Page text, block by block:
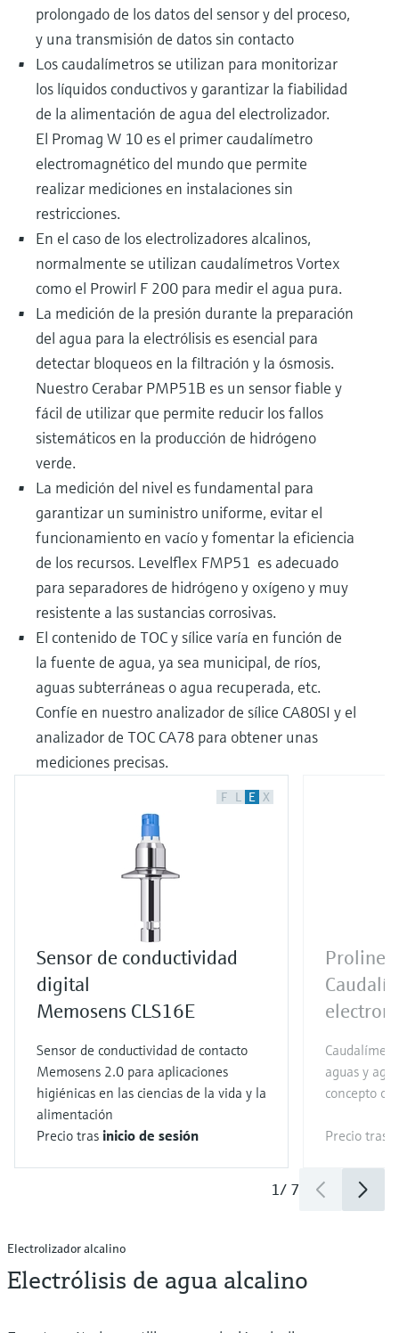
prolongado de los datos del sensor y del proceso,
y una transmisión de datos sin contacto
Los caudalímetros se utilizan para monitorizar
los líquidos conductivos y garantizar la fiabilidad
de la alimentación de agua del electrolizador.
El Promag W 10 es el primer caudalímetro
electromagnético del mundo que permite
realizar mediciones en instalaciones sin
restricciones.
En el caso de los electrolizadores alcalinos,
normalmente se utilizan caudalímetros Vortex
como el Prowirl F 200 para medir el agua pura.
La medición de la presión durante la preparación
del agua para la electrólisis es esencial para
detectar bloqueos en la filtración y la ósmosis.
Nuestro Cerabar PMP51B es un sensor fiable y
fácil de utilizar que permite reducir los fallos
sistemáticos en la producción de hidrógeno
verde.
La medición del nivel es fundamental para
garantizar un suministro uniforme, evitar el
funcionamiento en vacío y fomentar la eficiencia
de los recursos. Levelflex FMP51 es adecuado
para separadores de hidrógeno y oxígeno y muy
resistente a las sustancias corrosivas.
El contenido de TOC y sílice varía en función de
la fuente de agua, ya sea municipal, de ríos,
aguas subterráneas o agua recuperada, etc.
Confíe en nuestro analizador de sílice CA80SI y el
analizador de TOC CA78 para obtener unas
mediciones precisas.
F L E X
Sensor de conductividad
digital
Memosens CLS16E
Sensor de conductividad de contacto
Memosens 2.0 para aplicaciones
higiénicas en las ciencias de la vida y la
alimentación
Precio tras inicio de sesión
Proline
aguas y
concepto
Precio tras
1/ 7
Electrolizador alcalino
Electrólisis de agua alcalino